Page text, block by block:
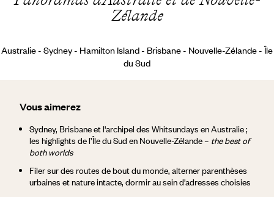
Zélande
Australie - Sydney - Hamilton Island - Brisbane - Nouvelle-Zélande - Île
du Sud
Vous aimerez
Sydney, Brisbane et l'archipel des Whitsundays en Australie ;
les highlights de l’Île du Sud en Nouvelle-Zélande – the best of
both worlds
Filer sur des routes de bout du monde, alterner parenthèses
urbaines et nature intacte, dormir au sein d'adresses choisies